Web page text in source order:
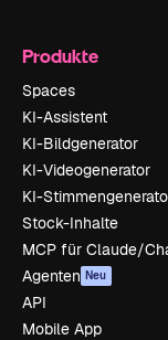
Produkte
Spaces
KI-Assistent
KI-Bildgenerator
KI-Videogenerator
KI-
Stock-Inhalte
MCP für Claude/
Agenten Neu
API
Mobile App